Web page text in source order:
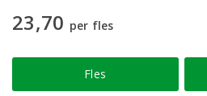
23,70 per fles
Fles